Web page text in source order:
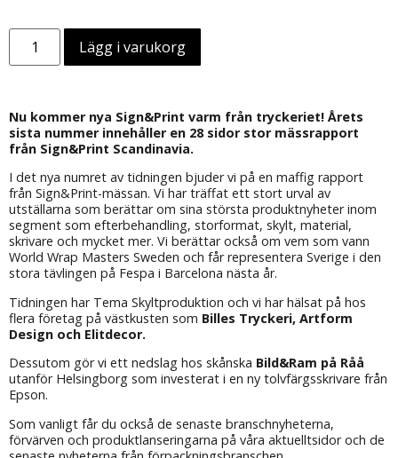
Lägg i varukorg
Nu kommer nya Sign&Print varm från tryckeriet! Årets
sista nummer innehåller en 28 sidor stor mässrapport
från Sign&Print Scandinavia.
I det nya numret av tidningen bjuder vi på en maffig rapport
från Sign&Print-mässan. Vi har träffat ett stort urval av
utställarna som berättar om sina största produktnyheter inom
segment som efterbehandling, storformat, skylt, material,
skrivare och mycket mer. Vi berättar också om vem som vann
World Wrap Masters Sweden och får representera Sverige i den
stora tävlingen på Fespa i Barcelona nästa år.
Tidningen har Tema Skyltproduktion och vi har hälsat på hos
flera företag på västkusten som Billes Tryckeri, Artform
Design och Elitdecor.
Dessutom gör vi ett nedslag hos skånska Bild&Ram på Råå
utanför Helsingborg som investerat i en ny tolvfärgsskrivare från
Epson.
Som vanligt får du också de senaste branschnyheterna,
förvärven och produktlanseringarna på våra aktuelltsidor och de